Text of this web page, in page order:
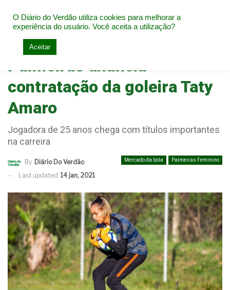
Home Mercado da bola
Palmeiras anuncia
contratação da goleira Taty
Amaro
Jogadora de 25 anos chega com títulos importantes
na carreira
Mercado da bola Palmeiras Feminino
By Diário Do Verdão
Last updated 14 jan, 2021
O Diário do Verdão utiliza cookies para melhorar a
experiência do usuário. Você aceita a utilização?
Aceitar